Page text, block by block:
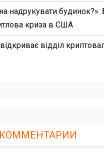
надрукувати будинок?»:
криза в США
відділ
КОММЕНТАРИИ